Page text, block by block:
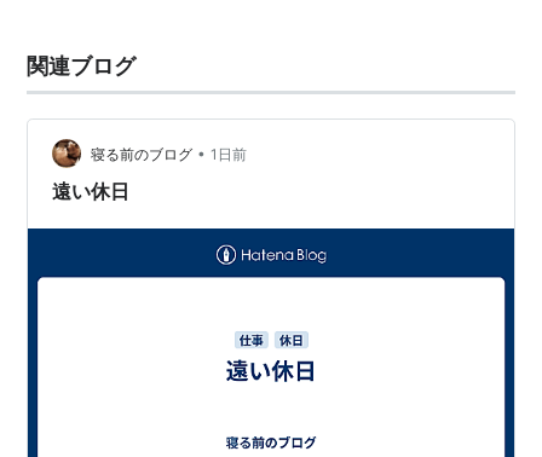
関連ブログ
寝る前のブログ • 1日前
遠い休日